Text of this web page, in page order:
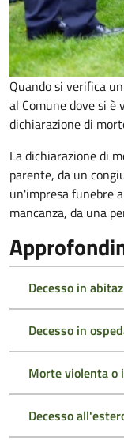
Quando si verifica
al Comune dove si
dichiarazione di
La dichiarazione di
parente, da un
un'impresa funebre
mancanza, da una
Decesso in
Decesso in
Morte violenta o
Decesso